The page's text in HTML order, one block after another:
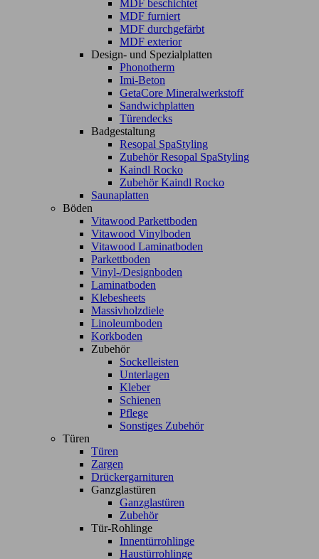
MDF beschichtet
MDF furniert
MDF durchgefärbt
MDF exterior
Design- und Spezialplatten
Phonotherm
Imi-Beton
GetaCore Mineralwerkstoff
Sandwichplatten
Türendecks
Badgestaltung
Resopal SpaStyling
Zubehör Resopal SpaStyling
Kaindl Rocko
Zubehör Kaindl Rocko
Saunaplatten
Böden
Vitawood Parkettboden
Vitawood Vinylboden
Vitawood Laminatboden
Parkettboden
Vinyl-/Designboden
Laminatboden
Klebesheets
Massivholzdiele
Linoleumboden
Korkboden
Zubehör
Sockelleisten
Unterlagen
Kleber
Schienen
Pflege
Sonstiges Zubehör
Türen
Türen
Zargen
Drückergarnituren
Ganzglastüren
Ganzglastüren
Zubehör
Tür-Rohlinge
Innentürrohlinge
Haustürrohlinge